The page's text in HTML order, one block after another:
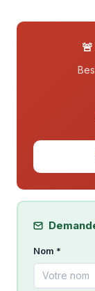
Nom *